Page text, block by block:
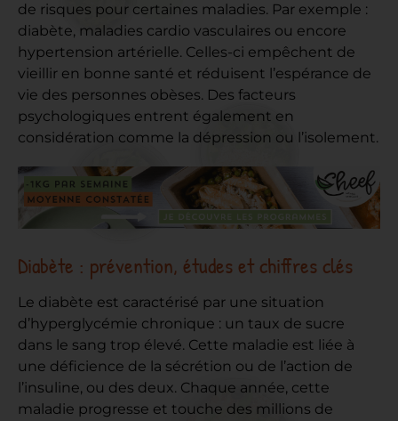
de risques pour certaines maladies. Par exemple :
diabète, maladies cardio vasculaires ou encore
hypertension artérielle. Celles-ci empêchent de
vieillir en bonne santé et réduisent l’espérance de
vie des personnes obèses. Des facteurs
psychologiques entrent également en
considération comme la dépression ou l’isolement.
Diabète : prévention, études et chiffres clés
Le diabète est caractérisé par une situation
d’hyperglycémie chronique : un taux de sucre
dans le sang trop élevé. Cette maladie est liée à
une déficience de la sécrétion ou de l’action de
l’insuline, ou des deux. Chaque année, cette
maladie progresse et touche des millions de